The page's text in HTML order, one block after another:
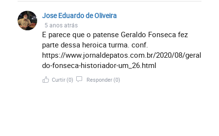
Jose Eduardo de Oliveira
5 anos atrás
E parece que o patense Geraldo Fonseca fez
parte dessa heroica turma. conf.
https://www.jornaldepatos.com.br/2020/08/geral
do-fonseca-historiador-um_26.html
Curtir(0) Responder(0)